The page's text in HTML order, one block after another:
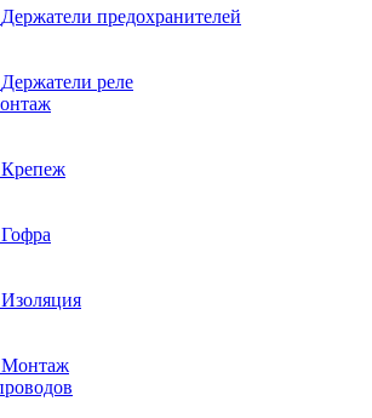
Держатели предохранителей
Держатели реле
Крепеж
Гофра
Изоляция
Монтаж